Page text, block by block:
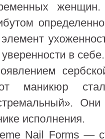
в себе.
маникюр
исполнения.
Nail Forms —